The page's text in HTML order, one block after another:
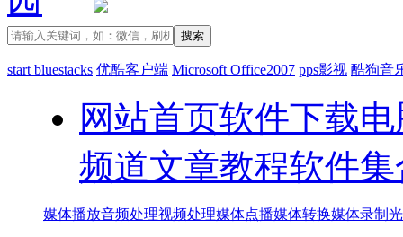
start bluestacks 优酷客户端 Microsoft Office2007 pps影视 酷狗音
网站首页软件下载
频道文章教程软件集
媒体播放音频处理视频处理媒体点播媒体转换媒体录制